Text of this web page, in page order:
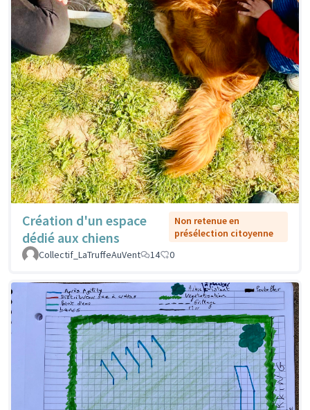
Création d'un espace
dédié aux chiens
Non retenue en
présélection citoyenne
Collectif_LaTruffeAuVent
14 0